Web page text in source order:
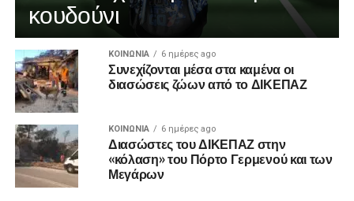
κουδούνι
ΚΟΙΝΩΝΊΑ 6 ημέρες ago
Συνεχίζονται μέσα στα καμένα οι
διασώσεις ζώων από το ΔΙΚΕΠΑΖ
ΚΟΙΝΩΝΊΑ 6 ημέρες ago
Διασώστες του ΔΙΚΕΠΑΖ στην
«κόλαση» του Πόρτο Γερμενού και των
Μεγάρων